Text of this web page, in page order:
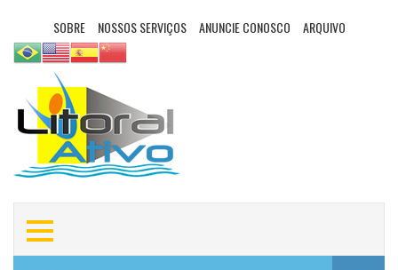
SOBRE NOSSOS SERVIÇOS ANUNCIE CONOSCO ARQUIVO